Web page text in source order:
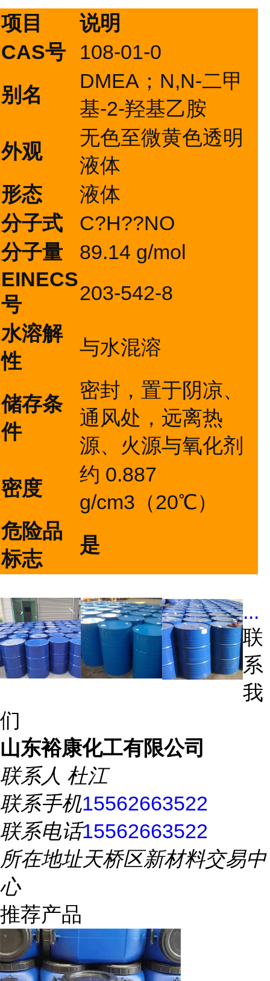
项目
说明
CAS号
108-01-0
别名
DMEA；N,N-二甲
基-2-羟基乙胺
外观
无色至微黄色透明
液体
形态
液体
分子式
C?H??NO
分子量
89.14 g/mol
EINECS
号
203-542-8
水溶解
性
与水混溶
储存条
件
密封，置于阴凉、
通风处，远离热
源、火源与氧化剂
密度
约 0.887
g/cm3（20℃）
危险品
标志
是
...
联
系
我
们
山东裕康化工有限公司
联系人 杜江
联系手机15562663522
联系电话15562663522
所在地址天桥区新材料交易中
心
推荐产品